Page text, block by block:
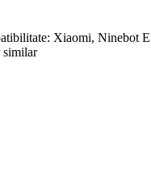
Xiaomi, Ninebot
similar